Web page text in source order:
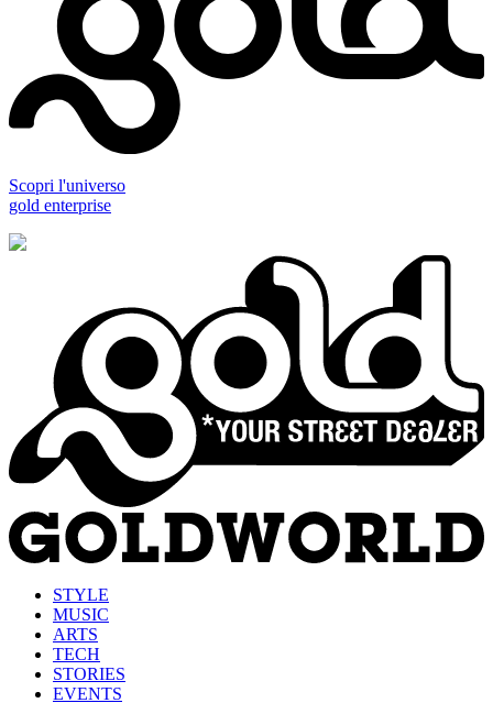
Scopri l'universo
gold enterprise
STYLE
MUSIC
ARTS
TECH
STORIES
EVENTS